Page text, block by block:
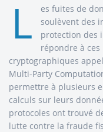
L
es fuites de
soulèvent des
protection des
répondre à
cryptographiques
Multi-Party
permettre à plusieurs
calculs sur leurs
protocoles ont trouvé
lutte contre la fraude